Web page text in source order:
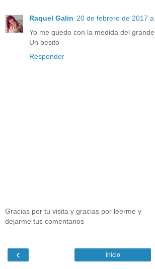
Raquel Galin 20 de febrero de 2017
Yo me quedo con la medida del
Un besito
Responder
Gracias por tu visita y gracias por leerme y
dejarme tus comentarios
‹ Inicio